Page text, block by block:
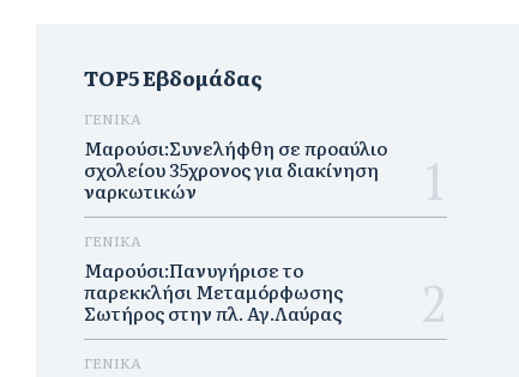
TOP5 Εβδομάδας
ΓΕΝΙΚΑ
Μαρούσι:Συνελήφθη σε προαύλιο
σχολείου 35χρονος για διακίνηση
ναρκωτικών
ΓΕΝΙΚΑ
Μαρούσι:Πανυγήρισε το
παρεκκλήσι Μεταμόρφωσης
Σωτήρος στην πλ. Αγ.Λαύρας
ΓΕΝΙΚΑ